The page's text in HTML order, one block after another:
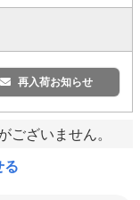
再入荷お知らせ
ございません。
る